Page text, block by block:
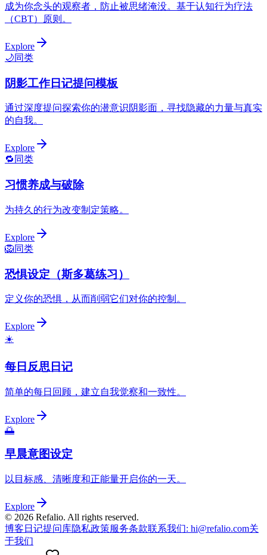
成为你念头的观察者，防止被思绪淹没。基于认知行为疗法
（CBT）原则。
Explore
🌙同类
阴影工作日记提问模板
通过深度提问探索你的潜意识阴影面，寻找隐藏的力量与真实
的自我。
Explore
🔁 同类
习惯养成与破除
为持久的行为改变制定策略。
Explore
🦁同类
恐惧设定（斯多葛练习）
定义你的恐惧，从而削弱它们对你的控制。
Explore
☀️
每日反思日记
简单的每日回顾，建立自我觉察和一致性。
Explore
🌅
早晨意图设定
以目标感、清晰度和正能量开启你的一天。
Explore
© 2026 Refalio. All rights reserved.
博客 日记提问库隐私政策服务条款联系我们: hi@refalio.com关
于我们